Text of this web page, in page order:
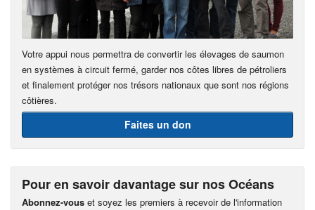
Votre appui nous permettra de convertir les élevages de saumon
en systèmes à circuit fermé, garder nos côtes libres de pétroliers
et finalement protéger nos trésors nationaux que sont nos régions
côtières.
Faites un don
Pour en savoir davantage sur nos Océans
Abonnez-vous et soyez les premiers à recevoir de l'information